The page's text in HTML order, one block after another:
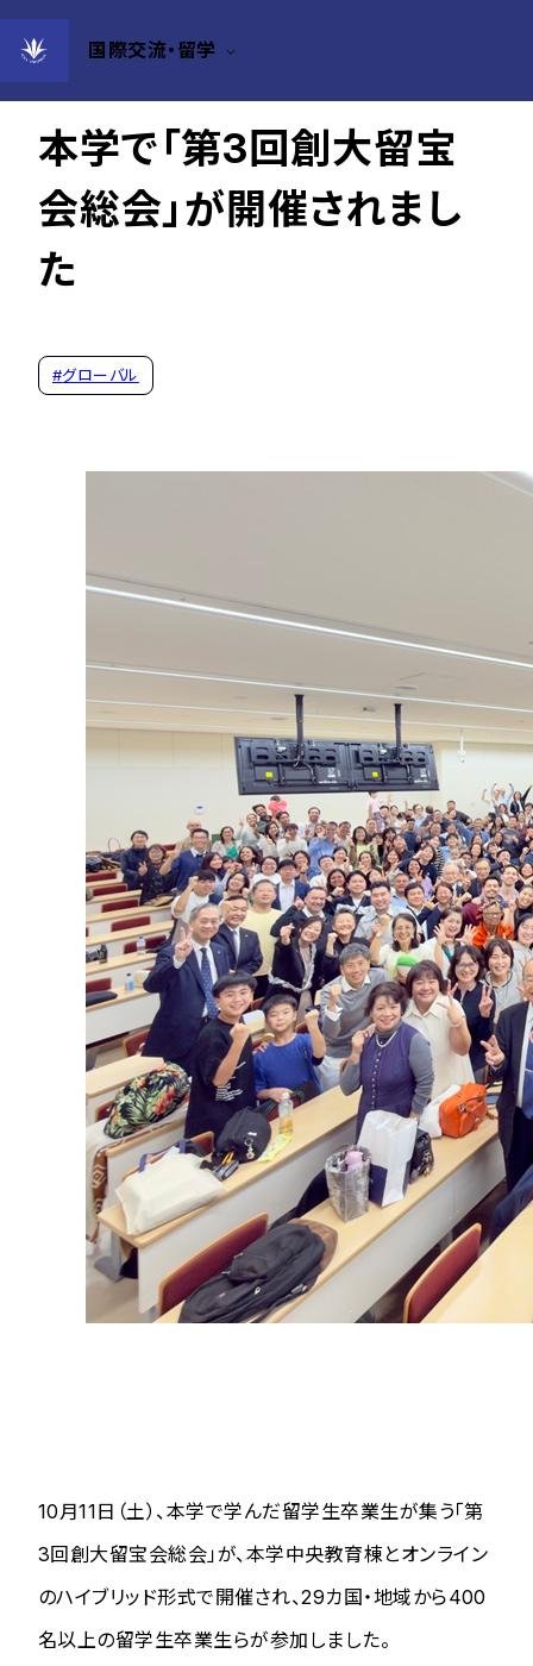
国際交流・留学
2025年10月16日
本学で「第3回創大留宝
会総会」が開催されまし
た
#グローバル
10月11日（土）、本学で学んだ留学生卒業生が集う「第
3回創大留宝会総会」が、本学中央教育棟とオンライン
のハイブリッド形式で開催され、29カ国・地域から400
名以上の留学生卒業生らが参加しました。